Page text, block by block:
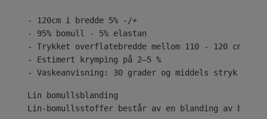
- 120cm i bredde 5% -/+
- 95% bomull - 5% elastan
- Trykket overflatebredde mellom 110 - 120 cm
- Estimert krymping på 2–5 %
- Vaskeanvisning: 30 grader og middels stryk
Lin-bomullsstoffer består av en blanding av